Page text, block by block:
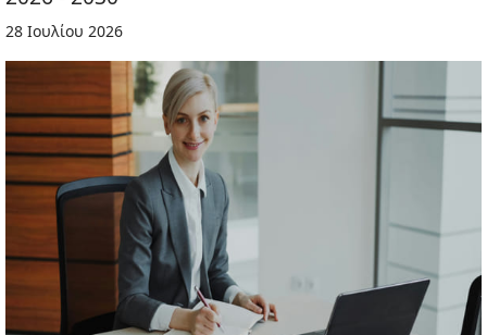
28 Ιουλίου 2026